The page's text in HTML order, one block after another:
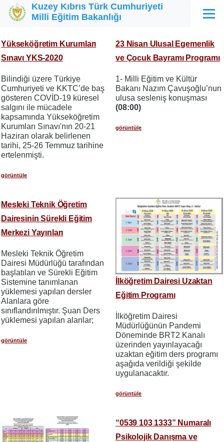
Ana içeriğe atla
Kuzey Kıbrıs Türk Cumhuriyeti
Milli Eğitim Bakanlığı
Menü
Yükseköğretim Kurumları
Sınavı YKS-2020
Bilindiği üzere Türkiye
Cumhuriyeti ve KKTC’de baş
gösteren COVİD-19 küresel
salgını ile mücadele
kapsamında Yükseköğretim
Kurumları Sınavı'nın 20-21
Haziran olarak belirlenen
tarihi, 25-26 Temmuz tarihine
ertelenmişti.
görüntüle
23 Nisan Ulusal Egemenlik
ve Çocuk Bayramı Programı
1- Milli Eğitim ve Kültür
Bakanı Nazım Çavuşoğlu’nun
ulusa sesleniş konuşması
(08:00)
görüntüle
Mesleki Teknik Öğretim
Dairesinin Sürekli Eğitim
Merkezi Yayınları
Mesleki Teknik Öğretim
Dairesi Müdürlüğü tarafından
başlatılan ve Sürekli Eğitim
Sistemine tanımlanan
yüklemesi yapılan dersler
Alanlara göre
sınıflandırılmıştır. Şuan Ders
yüklemesi yapılan alanlar;
görüntüle
İlköğretim Dairesi Uzaktan
Eğitim Programı
İlköğretim Dairesi
Müdürlüğünün Pandemi
Döneminde BRT2 Kanalı
üzerinden yayınlayacağı
uzaktan eğitim ders programı
aşağıda verildiği şekilde
uygulanacaktır.
görüntüle
“0539 103 1333” Numaralı
Psikolojik Danışma ve